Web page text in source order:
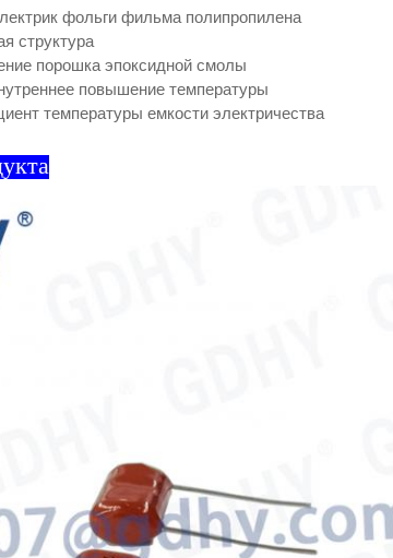
фольги фильма полипропилена
структура
порошка эпоксидной смолы
повышение температуры
температуры емкости электричества